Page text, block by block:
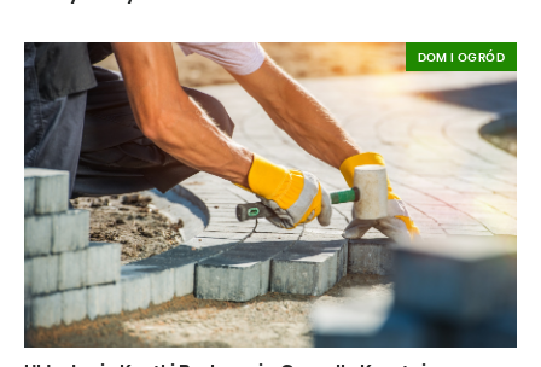
DOM I OGRÓD